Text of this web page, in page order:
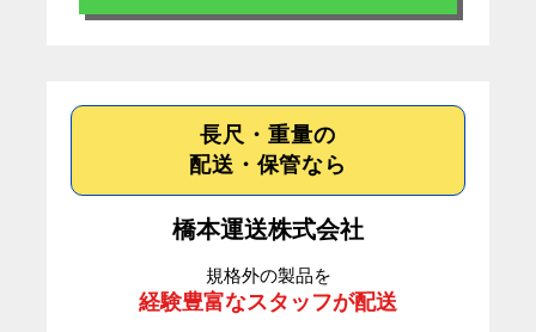
長尺・重量の
配送・保管なら
橋本運送株式会社
規格外の製品を
経験豊富なスタッフが配送